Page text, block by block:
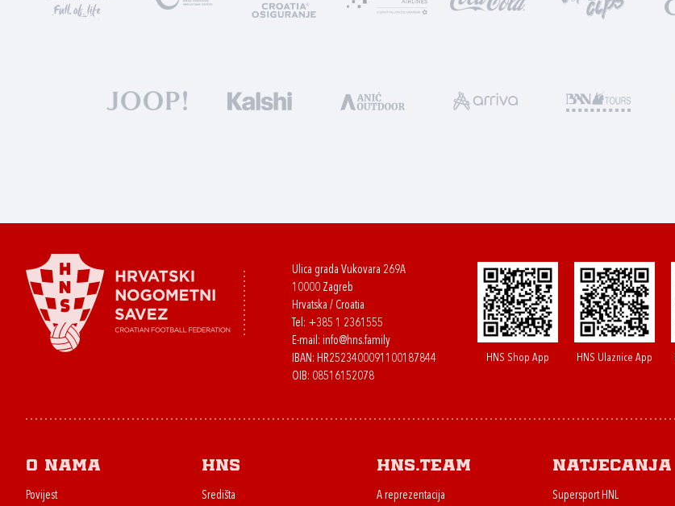
Ulica grada Vukovara 269A
10000 Zagreb
Hrvatska / Croatia
Tel: +385 1 2361555
E-mail: info@hns.family
IBAN: HR2523400091100187844
OIB: 08516152078
HNS Shop App HNS Ulaznice App
O nama
Povijest
HNS
Središta
HNS.team
A reprezentacija
Natjecanja
Supersport HNL